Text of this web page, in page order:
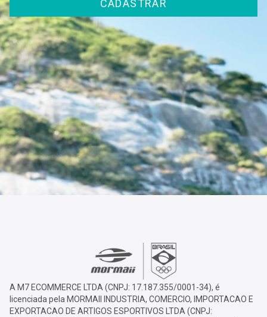
CADASTRAR
A M7 ECOMMERCE LTDA (CNPJ: 17.187.355/0001-34), é
licenciada pela MORMAII INDUSTRIA, COMERCIO, IMPORTACAO E
EXPORTACAO DE ARTIGOS ESPORTIVOS LTDA (CNPJ: